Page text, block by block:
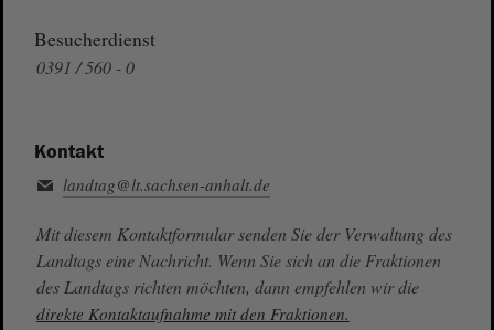
Besucherdienst
0391 / 560 - 0
Kontakt
landtag@lt.sachsen-anhalt.de
Mit diesem Kontaktformular senden Sie der Verwaltung des
Landtags eine Nachricht. Wenn Sie sich an die Fraktionen
des Landtags richten möchten, dann empfehlen wir die
direkte Kontaktaufnahme mit den Fraktionen.